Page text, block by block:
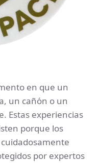
en que un
un cañón o un
Estas experiencias
porque los
por expertos